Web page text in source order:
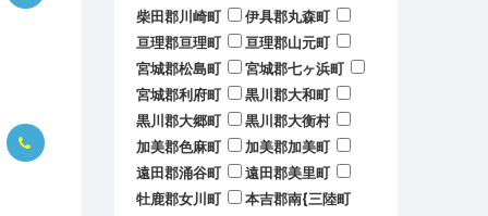
柴田郡川崎町
伊具郡丸森町
亘理郡亘理町
亘理郡山元町
宮城郡松島町
宮城郡七ヶ浜町
宮城郡利府町
黒川郡大和町
黒川郡大郷町
黒川郡大衡村
加美郡色麻町
加美郡加美町
遠田郡涌谷町
遠田郡美里町
牡鹿郡女川町
本吉郡南{三陸町